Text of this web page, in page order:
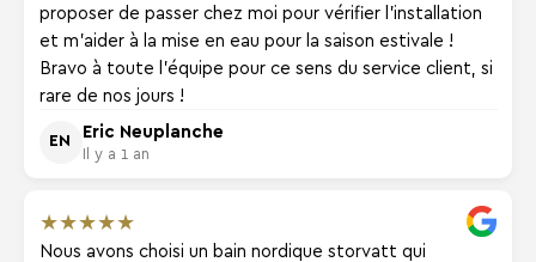
proposer de passer chez moi pour vérifier l'installation
et m'aider à la mise en eau pour la saison estivale !
Bravo à toute l'équipe pour ce sens du service client, si
rare de nos jours !
EN
Eric Neuplanche
Il y a 1 an
★★★★★
Nous avons choisi un bain nordique storvatt qui